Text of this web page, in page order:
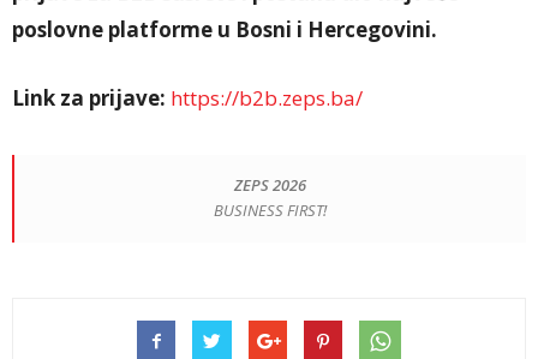
poslovne platforme u Bosni i Hercegovini.
Link za prijave: https://b2b.zeps.ba/
ZEPS 2026
BUSINESS FIRST!